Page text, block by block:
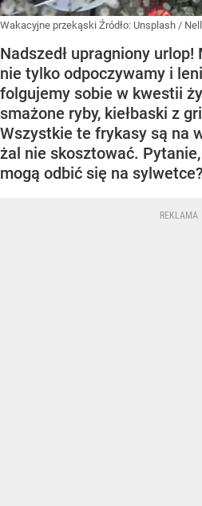
Wakacyjne przekąski Źródło: Unsplash /
Nadszedł upragniony
nie tylko odpoczywamy i
folgujemy sobie w kwestii
smażone ryby, kiełbaski z
Wszystkie te frykasy są na
żal nie skosztować.
mogą odbić się na sylwetce?